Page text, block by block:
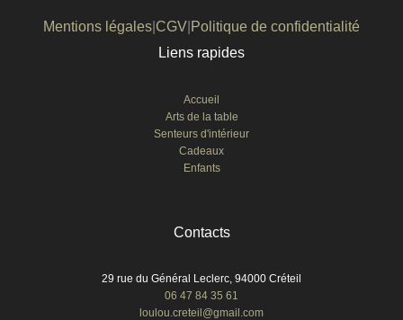
Mentions légales CGV Politique de confidentialité
Liens rapides
Accueil
Arts de la table
Senteurs d'intérieur
Cadeaux
Enfants
Contacts
29 rue du Général Leclerc, 94000 Créteil
06 47 84 35 61
loulou.creteil@gmail.com